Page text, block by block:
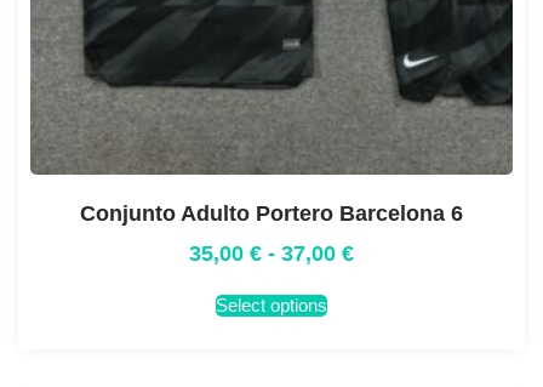
Conjunto Adulto Portero Barcelona 6
35,00 € - 37,00 €
Select options